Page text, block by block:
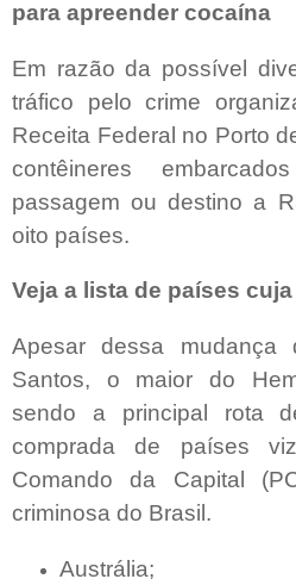
para apreender cocaína
Em razão da possível
tráfico pelo crime
Receita Federal no Porto
contêineres
passagem ou destino a
oito países.
Veja a lista de países
Apesar dessa
Santos, o maior do
sendo a principal rota
comprada de países
Comando da Capital
criminosa do Brasil.
Austrália;